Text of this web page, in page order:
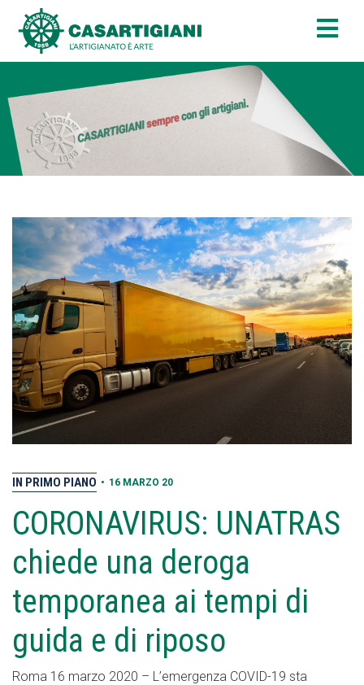
IN PRIMO PIANO • 16 MARZO 20
CORONAVIRUS: UNATRAS
chiede una deroga
temporanea ai tempi di
guida e di riposo
Roma 16 marzo 2020 – L’emergenza COVID-19 sta